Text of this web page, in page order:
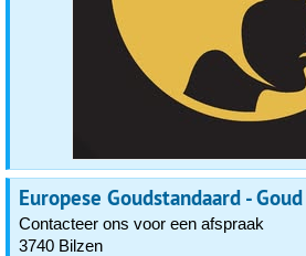
Europese Goudstandaard -
Contacteer ons voor een afspraak
3740 Bilzen